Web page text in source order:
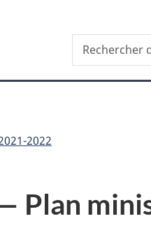
Rechercher
dans
2022
Plan